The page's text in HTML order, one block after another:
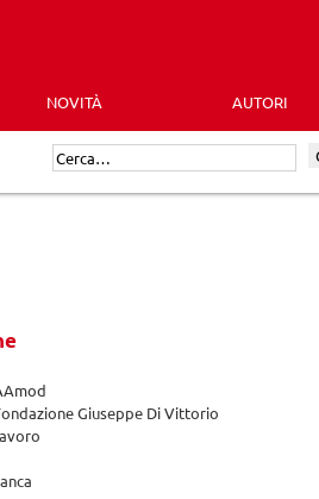
NOVITÀ AUTORI
Cerca:
Giuseppe Di Vittorio